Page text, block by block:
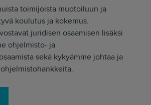
toimijoista muotoiluun ja
koulutus ja kokemus.
juridisen osaamisen lisäksi
ohjelmisto- ja
sekä kykyämme johtaa ja